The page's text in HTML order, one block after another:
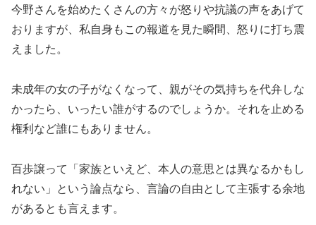
今野さんを始めたくさんの方々が怒りや抗議の声をあげて
おりますが、私自身もこの報道を見た瞬間、怒りに打ち震
えました。
未成年の女の子がなくなって、親がその気持ちを代弁しな
かったら、いったい誰がするのでしょうか。それを止める
権利など誰にもありません。
百歩譲って「家族といえど、本人の意思とは異なるかもし
れない」という論点なら、言論の自由として主張する余地
があるとも言えます。